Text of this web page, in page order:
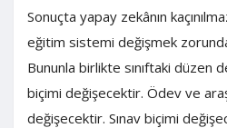
Sonuçta yapay zekânın
eğitim sistemi değişmek
Bununla birlikte sınıftaki düzen
biçimi değişecektir. Ödev ve
değişecektir. Sınav biçimi